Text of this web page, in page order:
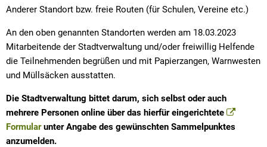
Anderer Standort bzw. freie Routen (für Schulen, Vereine etc.)
An den oben genannten Standorten werden am 18.03.2023
Mitarbeitende der Stadtverwaltung und/oder freiwillig Helfende
die Teilnehmenden begrüßen und mit Papierzangen, Warnwesten
und Müllsäcken ausstatten.
Die Stadtverwaltung bittet darum, sich selbst oder auch
mehrere Personen online über das hierfür eingerichtete
Formularunter Angabe des gewünschten Sammelpunktes
anzumelden.